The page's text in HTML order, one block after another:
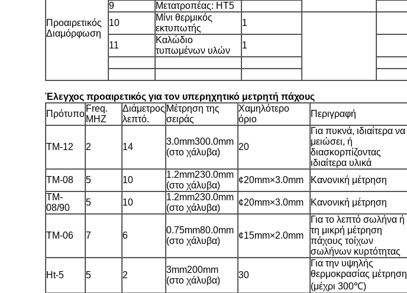
Προαιρετικός
Διαμόρφωση
9
Μετατροπέας: HT5
10
Μίνι θερμικός
εκτυπωτής
1
11
Καλώδιο
τυπωμένων υλών
1
Έλεγχος προαιρετικός για τον υπερηχητικό μετρητή πάχους
Πρότυπο
Freq.
MHZ
Διάμετρος
λεπτό.
Μέτρηση της
σειράς
Χαμηλότερο
όριο
Περιγραφή
TM-12 2 14
3.0mm300.0mm
(στο χάλυβα)
20
Για πυκνά, ιδιαίτερα να
μειώσει, ή
διασκορπίζοντας
ιδιαίτερα υλικά
TM-08
5 10
1.2mm230.0mm
(στο χάλυβα)
¢20mm×3.0mm
Κανονική μέτρηση
TM-
08/90
5 10
1.2mm230.0mm
(στο χάλυβα)
¢20mm×3.0mm Κανονική μέτρηση
TM-06 7 6
0.75mm80.0mm
(στο χάλυβα)
¢15mm×2.0mm
Για το λεπτό σωλήνα ή
τη μικρή μέτρηση
πάχους τοίχων
σωλήνων κυρτότητας
Ht-5 5 2
3mm200mm
(στο χάλυβα)
30
Για την υψηλής
θερμοκρασίας μέτρηση
(μέχρι 300℃)